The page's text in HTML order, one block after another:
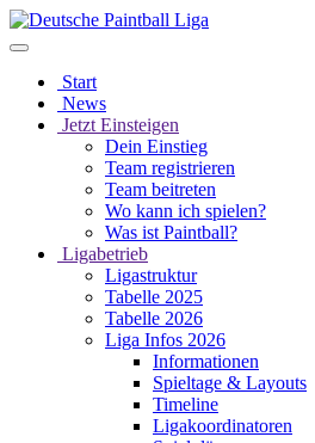
Start
News
Jetzt Einsteigen
Dein Einstieg
Team registrieren
Team beitreten
Wo kann ich spielen?
Was ist Paintball?
Ligabetrieb
Ligastruktur
Tabelle 2025
Tabelle 2026
Liga Infos 2026
Informationen
Spieltage & Layouts
Timeline
Ligakoordinatoren